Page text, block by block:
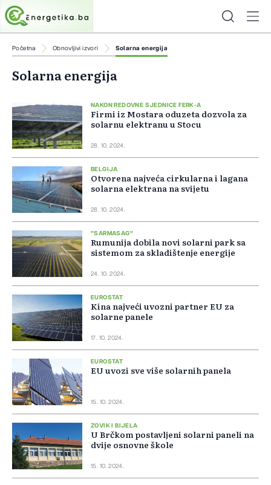
Početna Obnovljivi izvori Solarna energija
Solarna energija
NAKON REDOVNE SJEDNICE FERK-A
Firmi iz Mostara oduzeta dozvola za
solarnu elektranu u Stocu
28. 10. 2024.
BELGIJA
Otvorena najveća cirkularna i lagana
solarna elektrana na svijetu
28. 10. 2024.
"SARMASAG"
Rumunija dobila novi solarni park sa
sistemom za skladištenje energije
24. 10. 2024.
EUROSTAT
Kina najveći uvozni partner EU za
solarne panele
17. 10. 2024.
EUROSTAT
EU uvozi sve više solarnih panela
15. 10. 2024.
ZOVIK I BIJELA
U Brčkom postavljeni solarni paneli na
dvije osnovne škole
15. 10. 2024.